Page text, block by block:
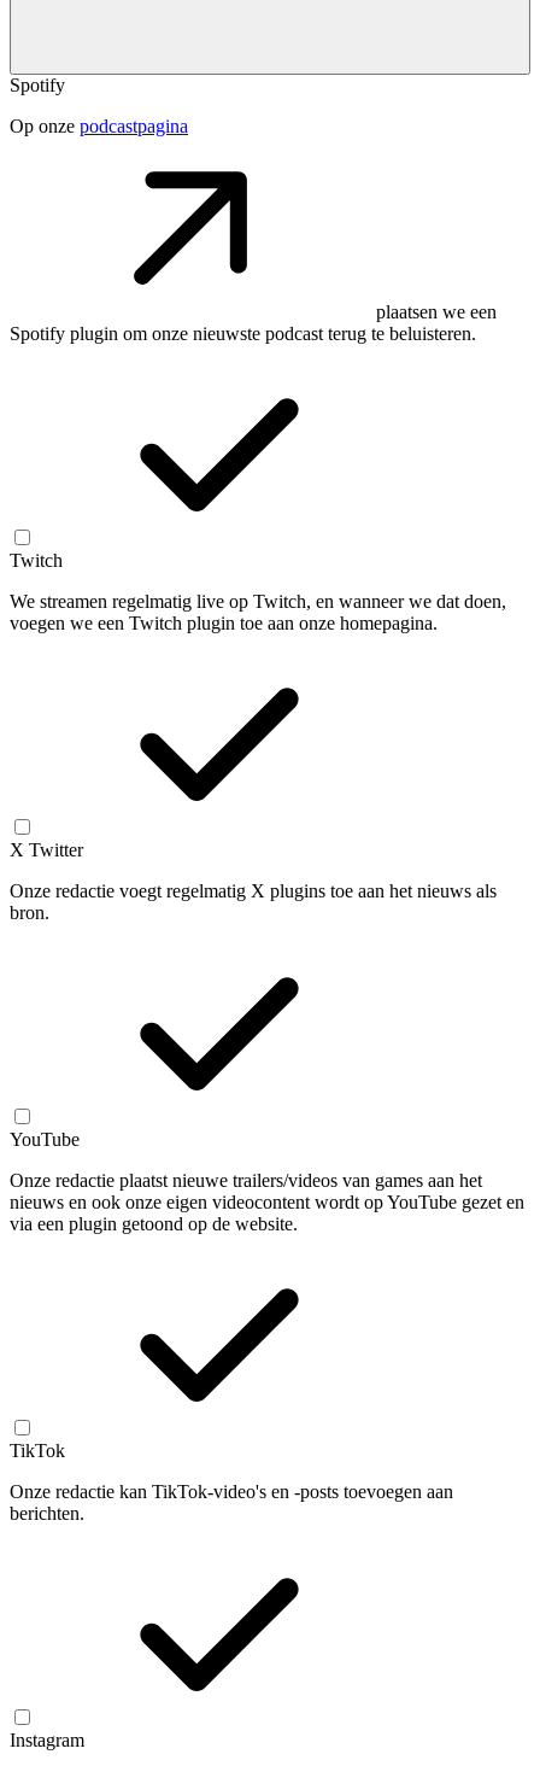
Spotify
Op onze podcastpagina
plaatsen we een
Spotify plugin om onze nieuwste podcast terug te beluisteren.
Twitch
We streamen regelmatig live op Twitch, en wanneer we dat doen,
voegen we een Twitch plugin toe aan onze homepagina.
X Twitter
Onze redactie voegt regelmatig X plugins toe aan het nieuws als
bron.
YouTube
Onze redactie plaatst nieuwe trailers/videos van games aan het
nieuws en ook onze eigen videocontent wordt op YouTube gezet en
via een plugin getoond op de website.
TikTok
Onze redactie kan TikTok-video's en -posts toevoegen aan
berichten.
Instagram